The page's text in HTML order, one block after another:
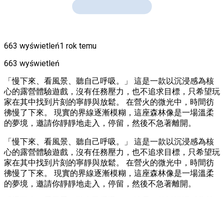
663 wyświetleń1 rok temu
663 wyświetleń
「慢下來、看風景、聽自己呼吸。」 這是一款以沉浸感為核
心的露營體驗遊戲，沒有任務壓力，也不追求目標，只希望玩
家在其中找到片刻的寧靜與放鬆。 在營火的微光中，時間彷
彿慢了下來。 現實的界線逐漸模糊，這座森林像是一場溫柔
的夢境，邀請你靜靜地走入，停留，然後不急著離開。
「慢下來、看風景、聽自己呼吸。」 這是一款以沉浸感為核
心的露營體驗遊戲，沒有任務壓力，也不追求目標，只希望玩
家在其中找到片刻的寧靜與放鬆。 在營火的微光中，時間彷
彿慢了下來。 現實的界線逐漸模糊，這座森林像是一場溫柔
的夢境，邀請你靜靜地走入，停留，然後不急著離開。